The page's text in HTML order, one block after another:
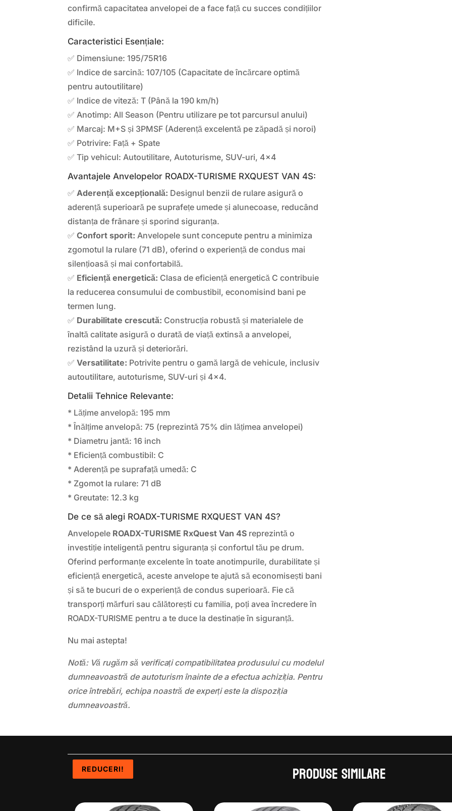
confirmă capacitatea anvelopei de a face față cu succes condițiilor
dificile.
Caracteristici Esențiale:
✅ Dimensiune: 195/75R16
✅ Indice de sarcină: 107/105 (Capacitate de încărcare optimă
pentru autoutilitare)
✅ Indice de viteză: T (Până la 190 km/h)
✅ Anotimp: All Season (Pentru utilizare pe tot parcursul anului)
✅ Marcaj: M+S și 3PMSF (Aderență excelentă pe zăpadă și noroi)
✅ Potrivire: Față + Spate
✅ Tip vehicul: Autoutilitare, Autoturisme, SUV-uri, 4×4
Avantajele Anvelopelor ROADX-TURISME RXQUEST VAN 4S:
✅Aderență excepțională: Designul benzii de rulare asigură o
aderență superioară pe suprafețe umede și alunecoase, reducând
distanța de frânare și sporind siguranța.
✅Confort sporit: Anvelopele sunt concepute pentru a minimiza
zgomotul la rulare (71 dB), oferind o experiență de condus mai
silențioasă și mai confortabilă.
✅ Eficiență energetică: Clasa de eficiență energetică C contribuie
la reducerea consumului de combustibil, economisind bani pe
termen lung.
✅ Durabilitate crescută: Construcția robustă și materialele de
înaltă calitate asigură o durată de viață extinsă a anvelopei,
rezistând la uzură și deteriorări.
✅Versatilitate: Potrivite pentru o gamă largă de vehicule, inclusiv
autoutilitare, autoturisme, SUV-uri și 4×4.
Detalii Tehnice Relevante:
* Lățime anvelopă: 195 mm
* Înălțime anvelopă: 75 (reprezintă 75% din lățimea anvelopei)
* Diametru jantă: 16 inch
* Eficiență combustibil: C
* Aderență pe suprafață umedă: C
* Zgomot la rulare: 71 dB
* Greutate: 12.3 kg
De ce să alegi ROADX-TURISME RXQUEST VAN 4S?
Anvelopele ROADX-TURISME RxQuest Van 4S reprezintă o
investiție inteligentă pentru siguranța și confortul tău pe drum.
Oferind performanțe excelente în toate anotimpurile, durabilitate și
eficiență energetică, aceste anvelope te ajută să economisești bani
și să te bucuri de o experiență de condus superioară. Fie că
transporți mărfuri sau călătorești cu familia, poți avea încredere în
ROADX-TURISME pentru a te duce la destinație în siguranță.
Nu mai astepta!
Notă: Vă rugăm să verificați compatibilitatea produsului cu modelul
dumneavoastră de autoturism înainte de a efectua achiziția. Pentru
orice întrebări, echipa noastră de experți este la dispoziția
dumneavoastră.
Produse similare
REDUCERI!
REDUCERI!
REDUCERI!